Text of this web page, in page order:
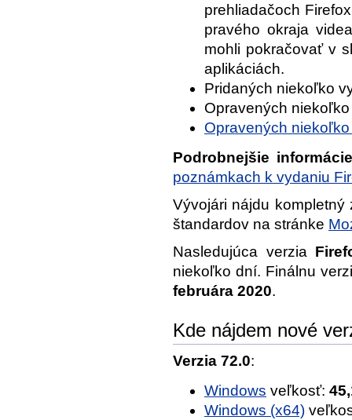
prehliadačoch
pravého okraja
mohli pokračovať v
aplikáciách.
Pridaných niekoľko
Opravených
Opravených
Podrobnejšie informácie
poznámkach k vydaniu
Vývojári nájdu
štandardov na stránke
Nasledujúca verzia
niekoľko dní. Finálnu
februára 2020.
Kde nájdem nové
Verzia 72.0:
Windows veľkosť:
Windows (x64)